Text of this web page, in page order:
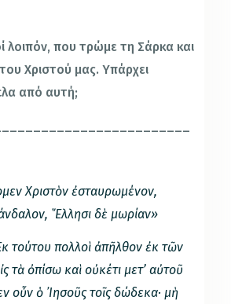
λοιπόν, που τρώμε τη Σάρκα και
Χριστού μας. Υπάρχει
από αυτή;
Χριστὸν ἐσταυρωμένον,
῞Ελλησι δὲ μωρίαν»
τούτου πολλοὶ ἀπῆλθον ἐκ τῶν
τὰ ὀπίσω καὶ οὐκέτι μετ’ αὐτοῦ
οὖν ὁ ᾿Ιησοῦς τοῖς δώδεκα· μὴ